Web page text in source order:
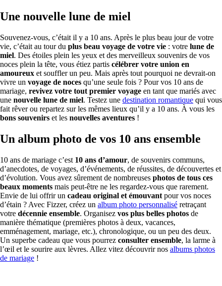
Une nouvelle lune de miel
Souvenez-vous, c’était il y a 10 ans. Après le plus beau jour de votre
vie, c’était au tour du plus beau voyage de votre vie : votre lune de
miel. Des étoiles plein les yeux et des merveilleux souvenirs de vos
noces plein la tête, vous étiez partis célébrer votre union en
amoureux et souffler un peu. Mais après tout pourquoi ne devrait-on
vivre un voyage de noces qu’une seule fois ? Pour vos 10 ans de
mariage, revivez votre tout premier voyage en tant que mariés avec
une nouvelle lune de miel. Testez une destination romantique qui vous
fait rêver ou repartez sur les mêmes lieux qu’il y a 10 ans. À vous les
bons souvenirs et les nouvelles aventures !
Un album photo de vos 10 ans ensemble
10 ans de mariage c’est 10 ans d’amour, de souvenirs communs,
d’anecdotes, de voyages, d’événements, de réussites, de découvertes et
d’évolution. Vous avez sûrement de nombreuses photos de tous ces
beaux moments mais peut-être ne les regardez-vous que rarement.
Envie de lui offrir un cadeau original et émouvant pour vos noces
d’étain ? Avec Fizzer, créez un album photo personnalisé retraçant
votre décennie ensemble. Organisez vos plus belles photos de
manière thématique (premières photos à deux, vacances,
emménagement, mariage, etc.), chronologique, ou un peu des deux.
Un superbe cadeau que vous pourrez consulter ensemble, la larme à
l’œil et le sourire aux lèvres. Allez vitez découvrir nos albums photos
de mariage !